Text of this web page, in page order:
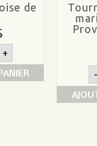
de
+
-